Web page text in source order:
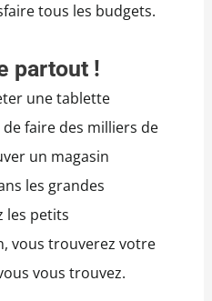
tous les budgets.
partout !
une tablette
faire des milliers de
un magasin
les grandes
les petits
vous trouverez votre
vous trouvez.